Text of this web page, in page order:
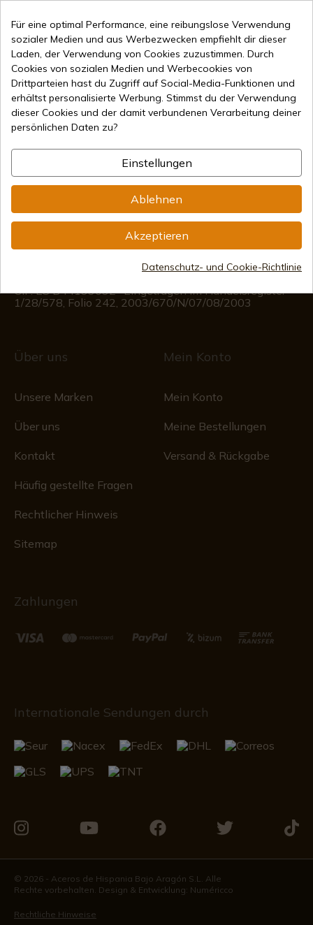
Internationaler Versand
Information
info@aceros-de-hispania.com
(+34)978 877 088
(+34)676 850 364
Kundeninformationen
CIF: ES B44193092 · Eingetragen im Handelsregister
1/28/578, Folio 242, 2003/670/N/07/08/2003
Über uns
Unsere Marken
Über uns
Kontakt
Häufig gestellte Fragen
Rechtlicher Hinweis
Sitemap
Mein Konto
Mein Konto
Meine Bestellungen
Versand & Rückgabe
Zahlungen
Internationale Sendungen durch
Sie
uns
auf
Instagram
Sie
uns
auf
Youtube
Sie
uns
auf
Sie
uns
auf
Sie
© 2026 - Aceros de Hispania Bajo Aragón S.L. Alle
Rechte vorbehalten. Design & Entwicklung: Numéricco
Rechtliche Hinweise
Für eine optimal Performance, eine reibungslose Verwendung
sozialer Medien und aus Werbezwecken empfiehlt dir dieser
Laden, der Verwendung von Cookies zuzustimmen. Durch
Cookies von sozialen Medien und Werbecookies von
Drittparteien hast du Zugriff auf Social-Media-Funktionen und
erhältst personalisierte Werbung. Stimmst du der Verwendung
dieser Cookies und der damit verbundenen Verarbeitung deiner
persönlichen Daten zu?
Einstellungen
Ablehnen
Akzeptieren
Datenschutz- und Cookie-Richtlinie